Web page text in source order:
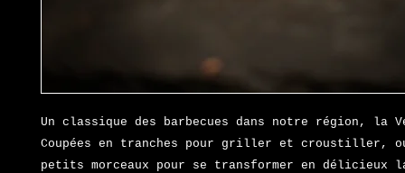
Un classique des barbecues dans notre région, la
Coupées en tranches pour griller et croustiller,
petits morceaux pour se transformer en délicieux